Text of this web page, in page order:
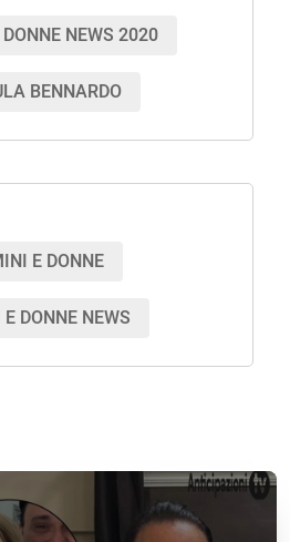
NEWS 2020
BENNARDO
E DONNE
DONNE NEWS